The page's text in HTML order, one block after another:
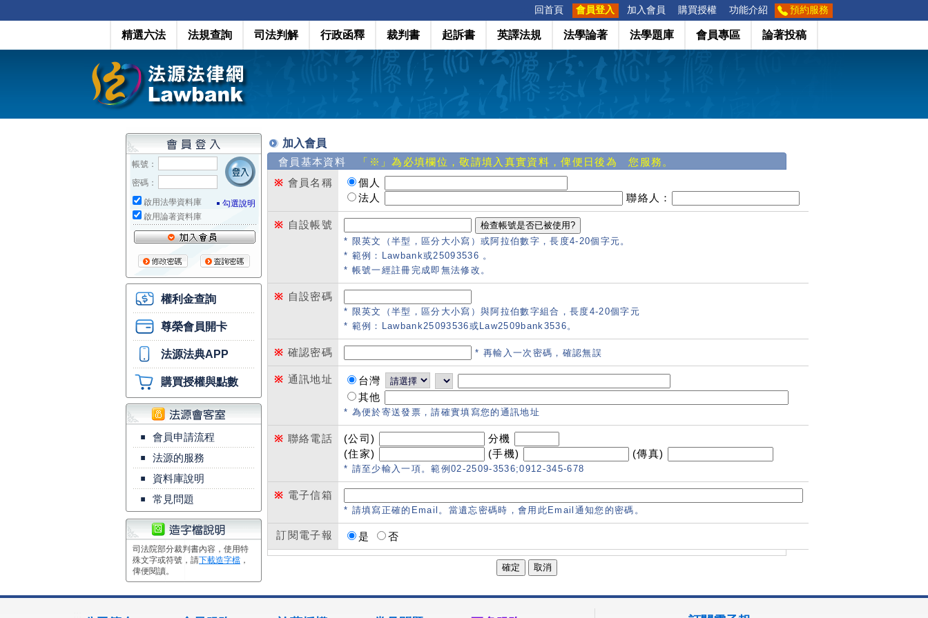
回首頁 會員登入 加入會員 購買授權 功能介紹 預約服務
精選六法 法規查詢 司法判解 行政函釋 裁判書 起訴書 英譯法規 法學論著 法學題庫 會員專區 論著投稿
帳號：
密碼：
勾選說明
啟用法學資料庫
啟用論著資料庫
權利金查詢
尊榮會員開卡
法源法典APP
購買授權與點數
▪ 會員申請流程
▪ 法源的服務
▪ 資料庫說明
▪ 常見問題
司法院部分裁判書內容，使用特
殊文字或符號，請下載造字檔 ，
俾便閱讀。
加入會員
會員基本資料 「※」為必填欄位，敬請填入真實資料，俾便日後為 您服務。
※ 會員名稱
個人
法人
聯絡人：
※ 自設帳號
* 限英文（半型，區分大小寫）或阿拉伯數字，長度4-20個字元。
* 範例：Lawbank或25093536 。
* 帳號一經註冊完成即無法修改。
※ 自設密碼
* 限英文（半型，區分大小寫）與阿拉伯數字組合，長度4-20個字元
* 範例：Lawbank25093536或Law2509bank3536。
※ 確認密碼 * 再輸入一次密碼，確認無誤
※ 通訊地址
台灣
其他
* 為便於寄送發票，請確實填寫您的通訊地址
※ 聯絡電話 (公司)
分機
(住家)
(手機) (傳真)
* 請至少輸入一項。範例02-2509-3536;0912-345-678
※ 電子信箱
* 請填寫正確的Email。當遺忘密碼時，會用此Email通知您的密碼。
訂閱電子報 是 否